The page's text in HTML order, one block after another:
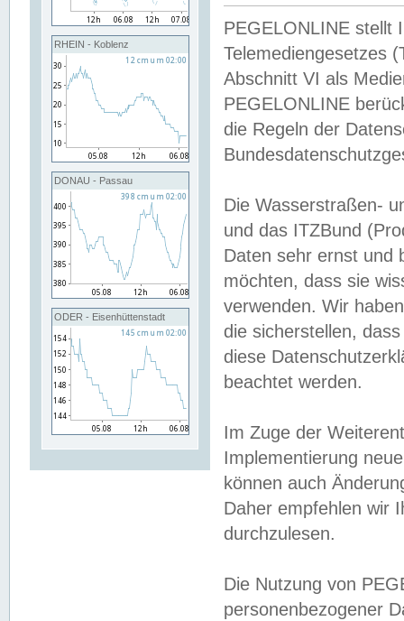
RHEIN - Koblenz
DONAU - Passau
ODER - Eisenhüttenstadt
PEGELONLINE stellt
Telemediengesetzes
Abschnitt VI als
PEGELONLINE
die Regeln der
Die Wasserstraßen-
und das ITZBund
Daten sehr ernst und
möchten, dass sie
verwenden. Wir
die sicherstellen,
diese
beachtet werden.
Im Zuge der
Implementierung
können auch
Daher empfehlen wir
durchzulesen.
Die Nutzung von
personenbezogener